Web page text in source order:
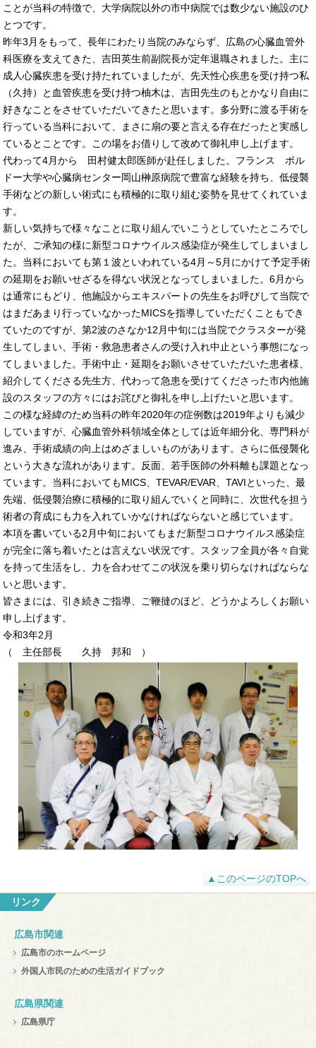
ことが当科の特徴で、大学病院以外の市中病院では数少ない施設のひ
とつです。
昨年3月をもって、長年にわたり当院のみならず、広島の心臓血管外
科医療を支えてきた、吉田英生前副院長が定年退職されました。主に
成人心臓疾患を受け持たれていましたが、先天性心疾患を受け持つ私
（久持）と血管疾患を受け持つ柚木は、吉田先生のもとかなり自由に
好きなことをさせていただいてきたと思います。多分野に渡る手術を
行っている当科において、まさに扇の要と言える存在だったと実感し
ているとことです。この場をお借りして改めて御礼申し上げます。
代わって4月から 田村健太郎医師が赴任しました。フランス ボル
ドー大学や心臓病センター岡山榊原病院で豊富な経験を持ち、低侵襲
手術などの新しい術式にも積極的に取り組む姿勢を見せてくれていま
す。
新しい気持ちで様々なことに取り組んでいこうとしていたところでし
たが、ご承知の様に新型コロナウイルス感染症が発生してしまいまし
た。当科においても第１波といわれている4月～5月にかけて予定手術
の延期をお願いせざるを得ない状況となってしまいました。6月から
は通常にもどり、他施設からエキスパートの先生をお呼びして当院で
はまだあまり行っていなかったMICSを指導していただくこともでき
ていたのですが、第2波のさなか12月中旬には当院でクラスターが発
生してしまい、手術・救急患者さんの受け入れ中止という事態になっ
てしまいました。手術中止・延期をお願いさせていただいた患者様、
紹介してくださる先生方、代わって急患を受けてくださった市内他施
設のスタッフの方々にはお詫びと御礼を申し上げたいと思います。
この様な経緯のため当科の昨年2020年の症例数は2019年よりも減少
していますが、心臓血管外科領域全体としては近年細分化、専門科が
進み、手術成績の向上はめざましいものがあります。さらに低侵襲化
という大きな流れがあります。反面、若手医師の外科離も課題となっ
ています。当科においてもMICS、TEVAR/EVAR、TAVIといった、最
先端、低侵襲治療に積極的に取り組んでいくと同時に、次世代を担う
術者の育成にも力を入れていかなければならないと感じています。
本項を書いている2月中旬においてもまだ新型コロナウイルス感染症
が完全に落ち着いたとは言えない状況です。スタッフ全員が各々自覚
を持って生活をし、力を合わせてこの状況を乗り切らなければならな
いと思います。
皆さまには、引き続きご指導、ご鞭撻のほど、どうかよろしくお願い
申し上げます。
令和3年2月
（ 主任部長 久持 邦和 ）
▲このページのTOPへ
リンク
広島市関連
広島市のホームページ
外国人市民のための生活ガイドブック
広島県関連
広島県庁